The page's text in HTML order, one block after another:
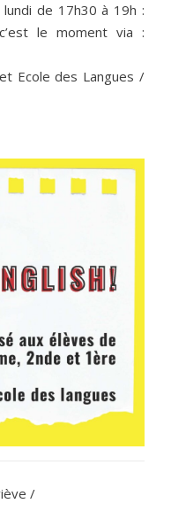
de 17h30 à 19h :
le moment via :
Ecole des Langues /
/